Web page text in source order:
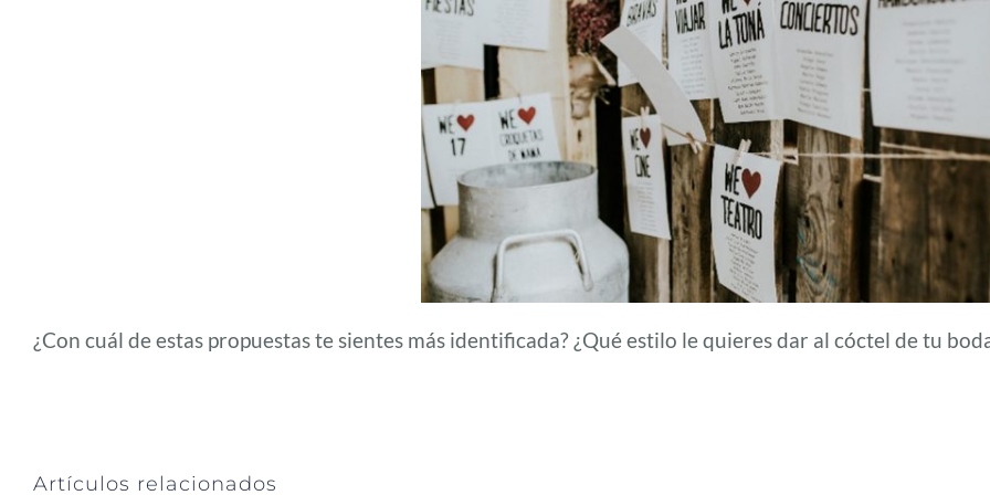
¿Con cuál de estas propuestas te sientes más identificada? ¿Qué estilo le quieres dar al cóctel de tu
Artículos relacionados